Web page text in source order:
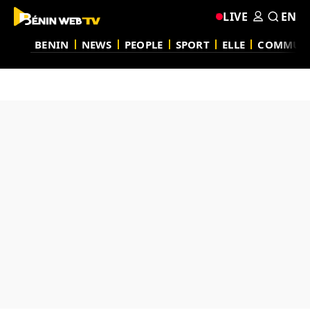
BENIN NEWS PEOPLE SPORT ELLE
LIVE EN